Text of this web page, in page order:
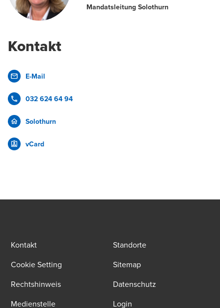
Mandatsleitung Solothurn
Kontakt
E-Mail
032 624 64 94
Solothurn
vCard
Kontakt
Standorte
Cookie Setting
Sitemap
Rechtshinweis
Datenschutz
Medienstelle
Login